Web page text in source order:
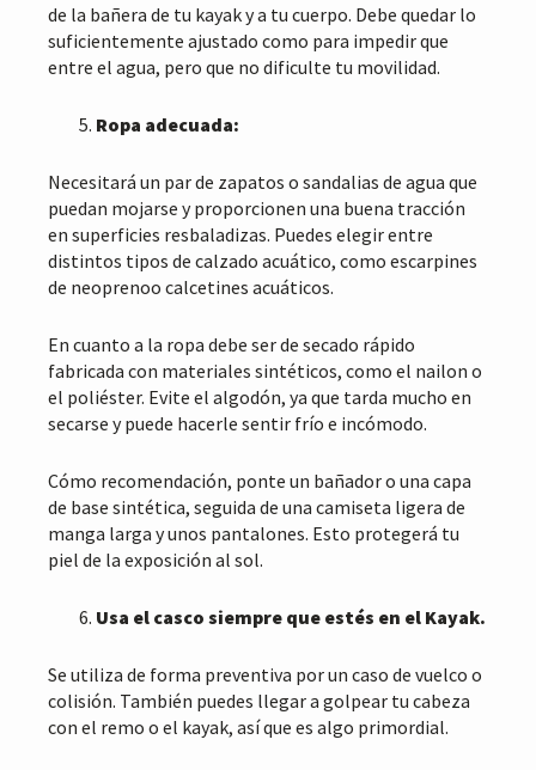
de la bañera de tu kayak y a tu cuerpo. Debe quedar lo
suficientemente ajustado como para impedir que
entre el agua, pero que no dificulte tu movilidad.
Ropa adecuada:
Necesitará un par de zapatos o sandalias de agua que
puedan mojarse y proporcionen una buena tracción
en superficies resbaladizas. Puedes elegir entre
distintos tipos de calzado acuático, como escarpines
de neoprenoo calcetines acuáticos.
En cuanto a la ropa debe ser de secado rápido
fabricada con materiales sintéticos, como el nailon o
el poliéster. Evite el algodón, ya que tarda mucho en
secarse y puede hacerle sentir frío e incómodo.
Cómo recomendación, ponte un bañador o una capa
de base sintética, seguida de una camiseta ligera de
manga larga y unos pantalones. Esto protegerá tu
piel de la exposición al sol.
Usa el casco siempre que estés en el Kayak.
Se utiliza de forma preventiva por un caso de vuelco o
colisión. También puedes llegar a golpear tu cabeza
con el remo o el kayak, así que es algo primordial.